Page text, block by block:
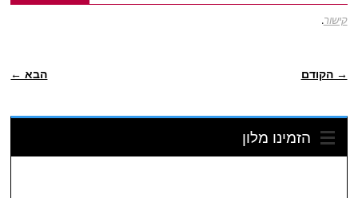
קישור.
→ הקודם הבא ←
הזמינו מלון